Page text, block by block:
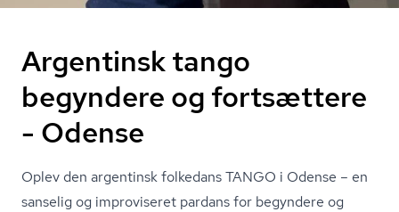
Argentinsk tango
begyndere og fortsættere
- Odense
Oplev den argentinsk folkedans TANGO i Odense – en
sanselig og improviseret pardans for begyndere og